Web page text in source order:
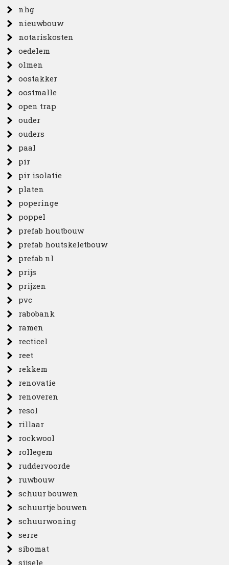
nhg
nieuwbouw
notariskosten
oedelem
olmen
oostakker
oostmalle
open trap
ouder
ouders
paal
pir
pir isolatie
platen
poperinge
poppel
prefab houtbouw
prefab houtskeletbouw
prefab nl
prijs
prijzen
pvc
rabobank
ramen
recticel
reet
rekkem
renovatie
renoveren
resol
rillaar
rockwool
rollegem
ruddervoorde
ruwbouw
schuur bouwen
schuurtje bouwen
schuurwoning
serre
sibomat
sijsele